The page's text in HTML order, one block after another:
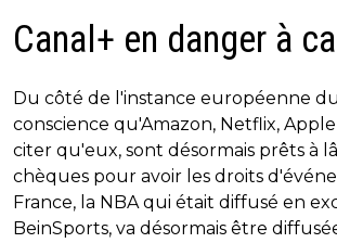
Canal+ en danger à
Du côté de l'instance européenne
conscience qu'Amazon, Netflix,
citer qu'eux, sont désormais prêts à
chèques pour avoir les droits
France, la NBA qui était diffusé en
BeinSports, va désormais être